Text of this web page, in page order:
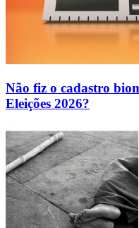
Não fiz o cadastro
Eleições 2026?